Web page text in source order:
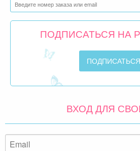
ПОДПИСАТЬСЯ НА
ВХОД ДЛЯ